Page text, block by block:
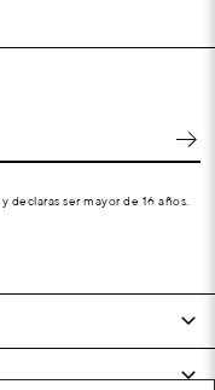
y declaras ser mayor de 16 años.